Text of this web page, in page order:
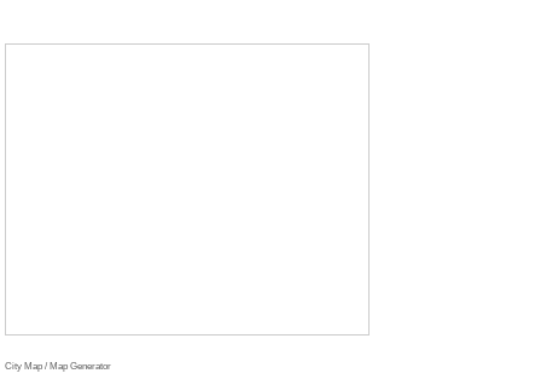
City Map / Map Generator